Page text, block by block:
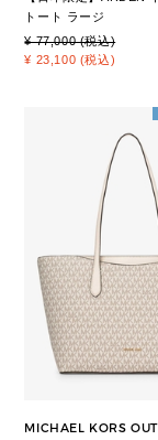
トート ラージ
¥ 77,000 (税込)
¥ 23,100 (税込)
MICHAEL KORS